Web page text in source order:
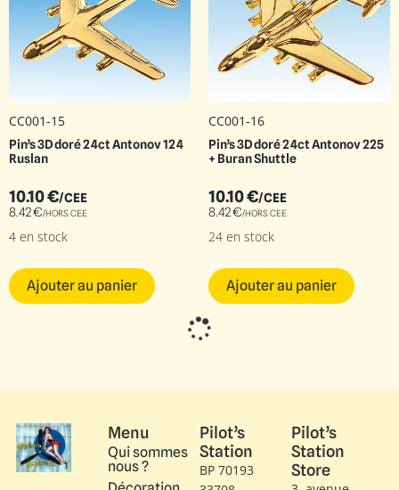
CC001-15
Pin’s 3D doré 24ct Antonov 124
Ruslan
10.10€/CEE
8.42€/HORS CEE
4 en stock
Ajouter au panier
CC001-16
Pin’s 3D doré 24ct Antonov 225
+ Buran Shuttle
10.10€/CEE
8.42€/HORS CEE
24 en stock
Ajouter au panier
Menu
Qui sommes
nous ?
Pilot’s
Station
BP 70193
Pilot’s
Station
Store